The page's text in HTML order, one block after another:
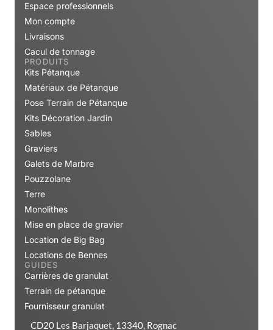
Espace professionnels
Mon compte
Livraisons
Cacul de tonnage
PRODUITS
Kits Pétanque
Matériaux de Pétanque
Pose Terrain de Pétanque
Kits Décoration Jardin
Sables
Graviers
Galets de Marbre
Pouzzolane
Terre
Monolithes
Mise en place de gravier
Location de Big Bag
Locations de Bennes
GUIDES
Carrières de granulat
Terrain de pétanque
Fournisseur granulat
CD20 Les Barjaquet, 13340, Rognac